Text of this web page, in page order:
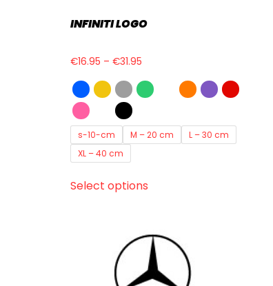
INFINITI LOGO
€16.95 – €31.95
s-10-cm M – 20 cm
L – 30 cm
XL – 40 cm
Select options